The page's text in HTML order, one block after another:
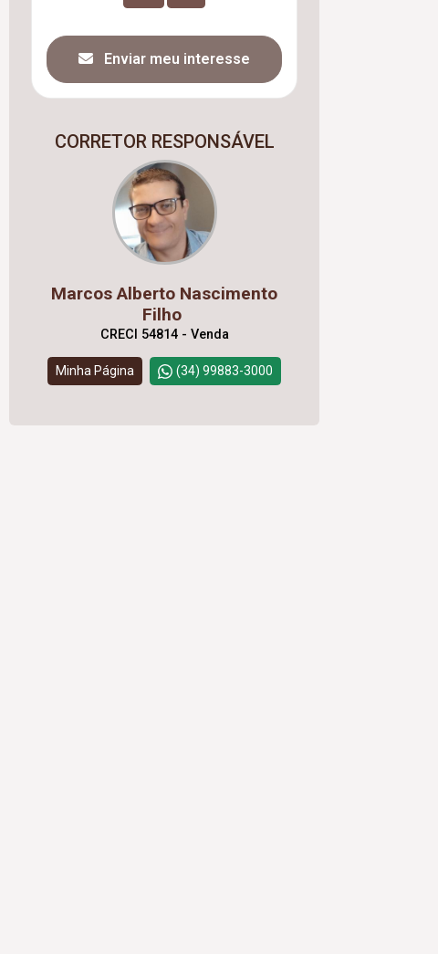
Enviar meu interesse
CORRETOR RESPONSÁVEL
Marcos Alberto Nascimento
Filho
CRECI 54814 - Venda
Minha Página (34) 99883-3000